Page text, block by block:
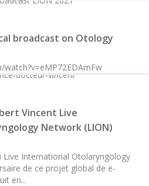
broadcast on Otology
Vincent Live
Network (LION)
Live International Otolaryngology
de ce projet global de e-
en...